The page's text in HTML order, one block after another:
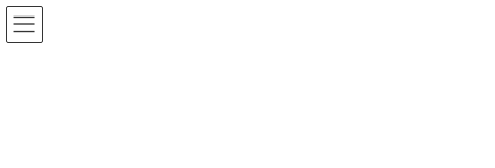
コ
ン
テ
ナ
ビ
ゲ